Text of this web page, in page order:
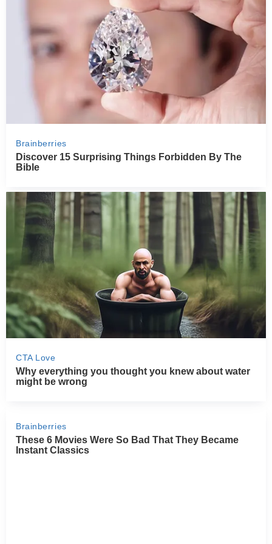
PRZETWORY
INNE